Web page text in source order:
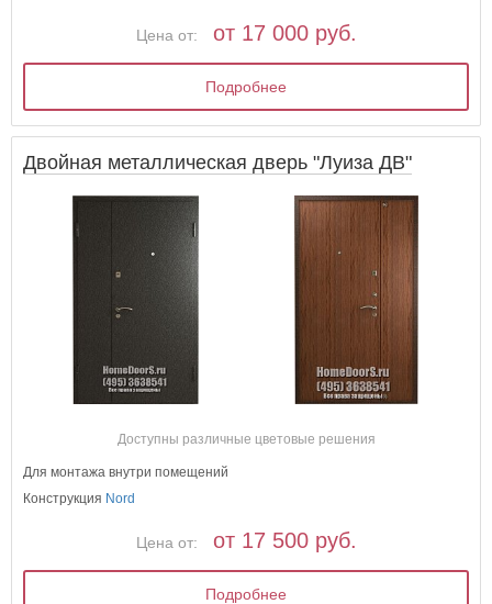
Цена от: от 17 000 руб.
Подробнее
Двойная металлическая дверь "Луиза ДВ"
Доступны различные цветовые решения
Для монтажа внутри помещений
Конструкция Nord
Цена от: от 17 500 руб.
Подробнее